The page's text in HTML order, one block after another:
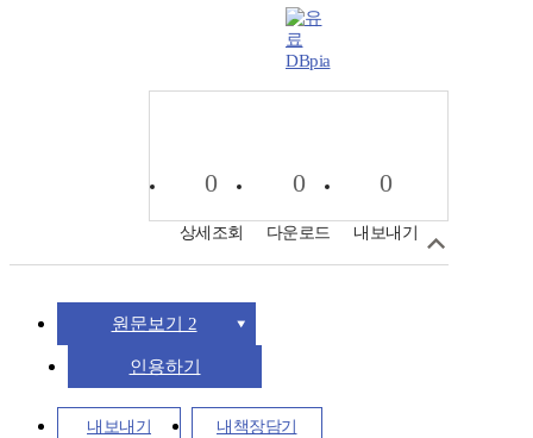
DBpia
0
상세조회
0
다운로드
0
내보내기
원문보기 2
인용하기
내보내기 내책장담기